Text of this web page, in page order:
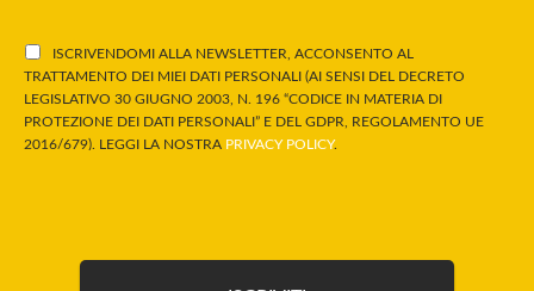
ISCRIVENDOMI ALLA NEWSLETTER, ACCONSENTO AL
TRATTAMENTO DEI MIEI DATI PERSONALI (AI SENSI DEL DECRETO
LEGISLATIVO 30 GIUGNO 2003, N. 196 “CODICE IN MATERIA DI
PROTEZIONE DEI DATI PERSONALI” E DEL GDPR, REGOLAMENTO UE
2016/679). LEGGI LA NOSTRA PRIVACY POLICY.